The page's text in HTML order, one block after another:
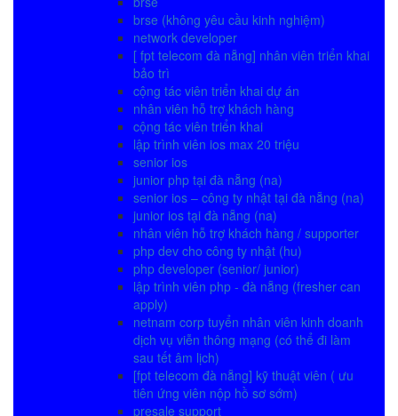
brse (không yêu cầu kinh nghiệm)
network developer
[ fpt telecom đà nẵng] nhân viên triển khai
bảo trì
cộng tác viên triển khai dự án
nhân viên hỗ trợ khách hàng
cộng tác viên triển khai
lập trình viên ios max 20 triệu
senior ios
junior php tại đà nẵng (na)
senior ios – công ty nhật tại đà nẵng (na)
junior ios tại đà nẵng (na)
nhân viên hỗ trợ khách hàng / supporter
php dev cho công ty nhật (hu)
php developer (senior/ junior)
lập trình viên php - đà nẵng (fresher can
apply)
netnam corp tuyển nhân viên kinh doanh
dịch vụ viễn thông mạng (có thể đi làm
sau tết âm lịch)
[fpt telecom đà nẵng] kỹ thuật viên ( ưu
tiên ứng viên nộp hồ sơ sớm)
presale support